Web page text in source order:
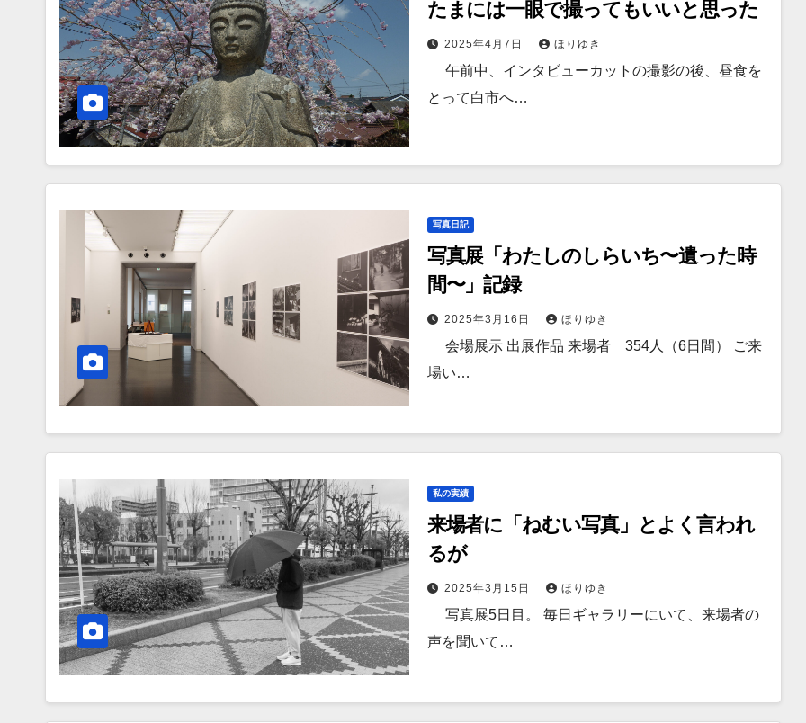
たまには一眼で撮ってもいいと思った
2025年4月7日 ほりゆき
午前中、インタビューカットの撮影の後、昼食を
とって白市へ…
写真日記
写真展「わたしのしらいち〜遺った時
間〜」記録
2025年3月16日 ほりゆき
会場展示 出展作品 来場者 354人（6日間） ご来
場い…
私の実績
来場者に「ねむい写真」とよく言われ
るが
2025年3月15日 ほりゆき
写真展5日目。 毎日ギャラリーにいて、来場者の
声を聞いて…